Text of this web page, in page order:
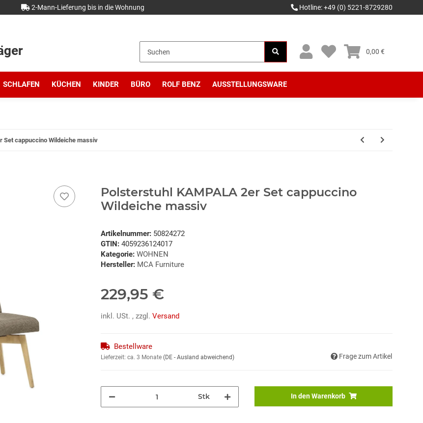
2-Mann-Lieferung bis in die Wohnung Hotline: +49 (0) 5221-8729280
0,00 €
SCHLAFEN KÜCHEN KINDER BÜRO ROLF BENZ AUSSTELLUNGSWARE
Set cappuccino Wildeiche massiv
Polsterstuhl KAMPALA 2er Set cappuccino
Wildeiche massiv
Artikelnummer: 50824272
GTIN: 4059236124017
Kategorie: WOHNEN
Hersteller: MCA Furniture
229,95 €
inkl. USt. , zzgl. Versand
Bestellware
Lieferzeit: ca. 3 Monate (DE - Ausland abweichend) Frage zum Artikel
Stk In den Warenkorb